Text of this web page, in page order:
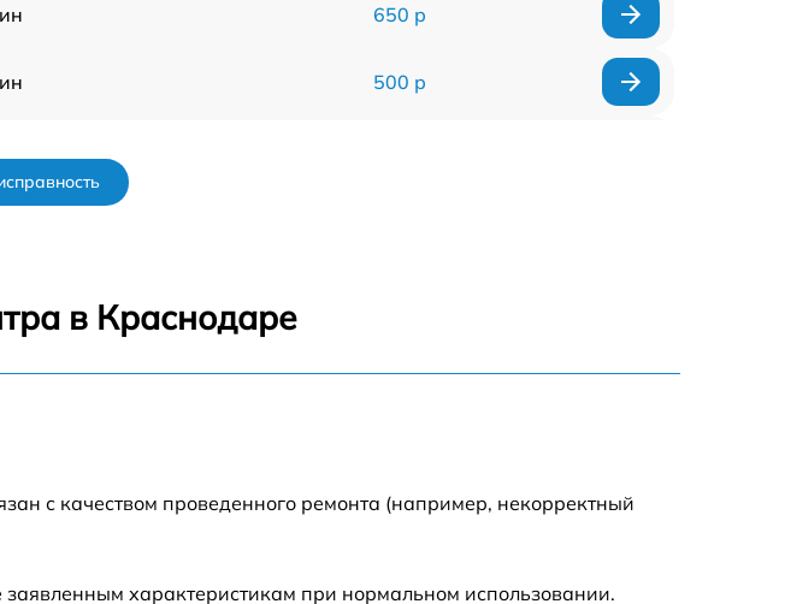
650 р
500 р
в Краснодаре
с качеством проведенного ремонта (например, некорректный
характеристикам при нормальном использовании.